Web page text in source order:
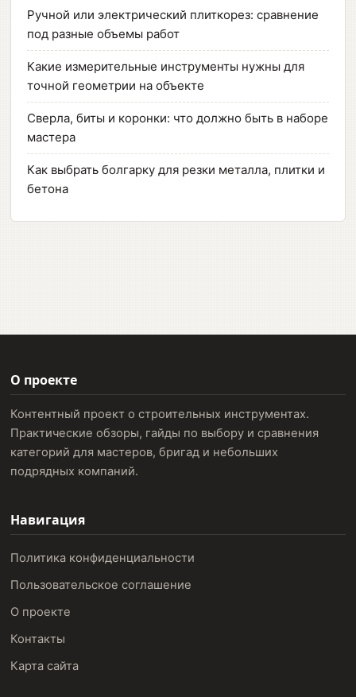
Ручной или электрический плиткорез: сравнение
под разные объемы работ
Какие измерительные инструменты нужны для
точной геометрии на объекте
Сверла, биты и коронки: что должно быть в наборе
мастера
Как выбрать болгарку для резки металла, плитки и
бетона
О проекте
Контентный проект о строительных инструментах.
Практические обзоры, гайды по выбору и сравнения
категорий для мастеров, бригад и небольших
подрядных компаний.
Навигация
Политика конфиденциальности
Пользовательское соглашение
О проекте
Контакты
Карта сайта